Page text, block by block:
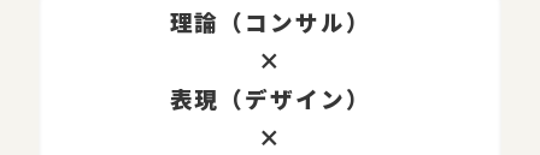
理論（コンサル）
×
表現（デザイン）
×